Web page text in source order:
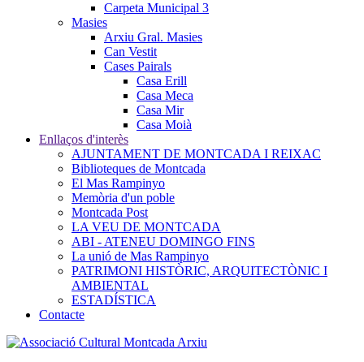
Carpeta Municipal 3
Masies
Arxiu Gral. Masies
Can Vestit
Cases Pairals
Casa Erill
Casa Meca
Casa Mir
Casa Moià
Enllaços d'interès
AJUNTAMENT DE MONTCADA I REIXAC
Biblioteques de Montcada
El Mas Rampinyo
Memòria d'un poble
Montcada Post
LA VEU DE MONTCADA
ABI - ATENEU DOMINGO FINS
La unió de Mas Rampinyo
PATRIMONI HISTÒRIC, ARQUITECTÒNIC I
AMBIENTAL
ESTADÍSTICA
Contacte